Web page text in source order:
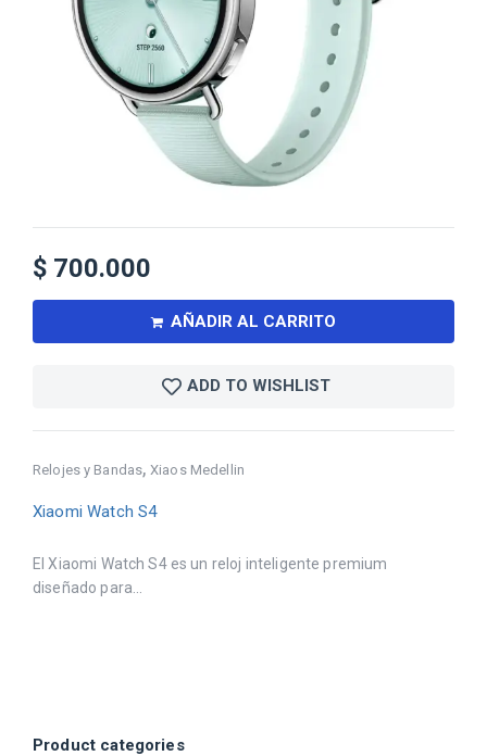
Product categories
Relojes y Bandas,Xiaos Medellin
Xiaomi Watch S4
El Xiaomi Watch S4 es un reloj inteligente premium
diseñado para...
$ 700.000
AÑADIR AL CARRITO
ADD TO WISHLIST